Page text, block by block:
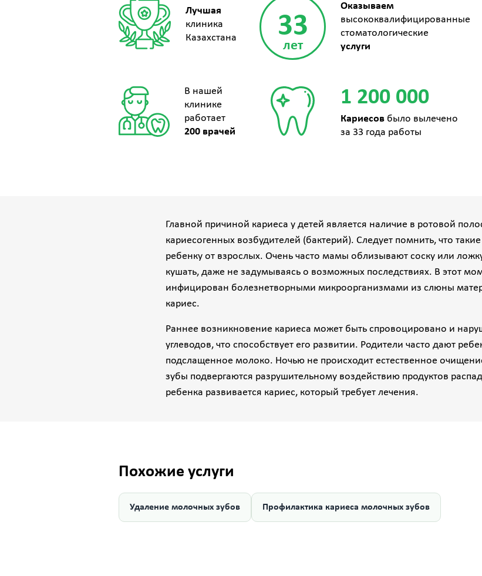
Лучшая
клиника
Казахстана
В нашей
клинике
работает
200 врачей
33
лет
Оказываем
высококвалифицированные
стоматологические
услуги
1 200 000
Кариесов было вылечено
за 33 года работы
Главной причиной кариеса у детей является наличие в ротовой
кариесогенных возбудителей (бактерий). Следует помнить, что
ребенку от взрослых. Очень часто мамы облизывают соску или
кушать, даже не задумываясь о возможных последствиях. В этот
инфицирован болезнетворными микроорганизмами из слюны
кариес.
Раннее возникновение кариеса может быть спровоцировано и
углеводов, что способствует его развитии. Родители часто дают
подслащенное молоко. Ночью не происходит естественное
зубы подвергаются разрушительному воздействию продуктов
ребенка развивается кариес, который требует лечения.
Похожие услуги
Удаление молочных зубов Профилактика кариеса молочных зубов